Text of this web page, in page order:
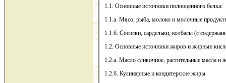
1.1. Основные источники полноценного белка:
1.1.а. Мясо, рыба, молоко и молочные
1.1.б. Сосиски, сардельки, колбасы (с
1.2. Основные источники жиров и жирных
1.2.а. Масло сливочное, растительные масла
1.2.б. Кулинарные и кондитерские жиры